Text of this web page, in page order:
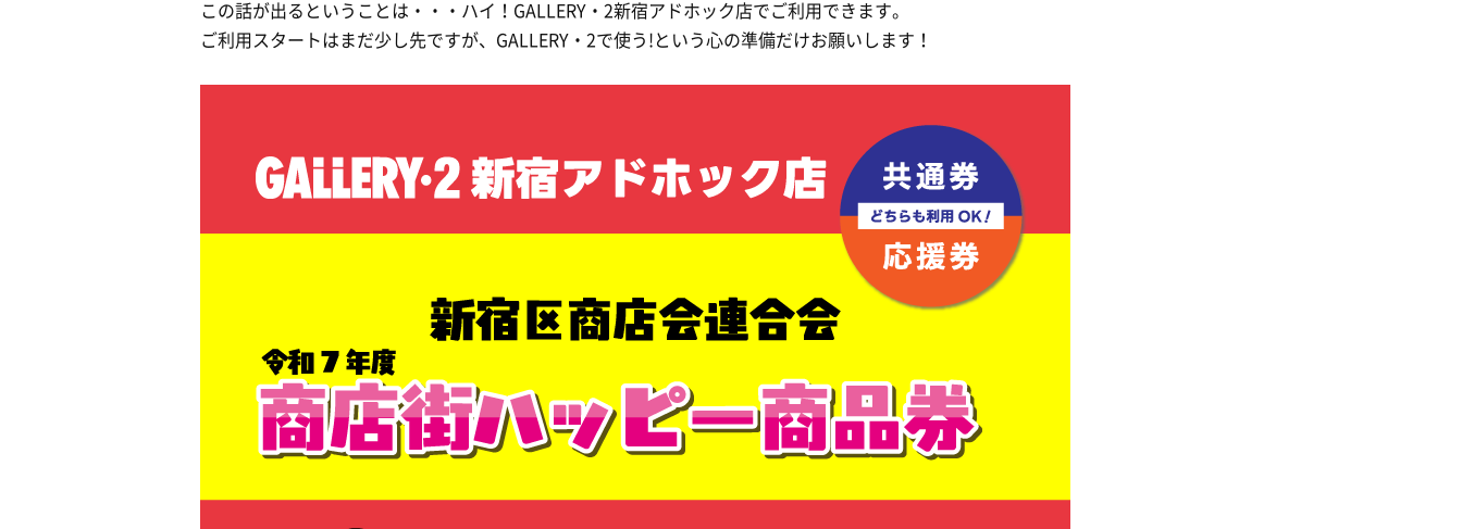
この話が出るということは・・・ハイ！GALLERY・2新宿アドホック店でご利用できます。
ご利用スタートはまだ少し先ですが、GALLERY・2で使う!という心の準備だけお願いします！